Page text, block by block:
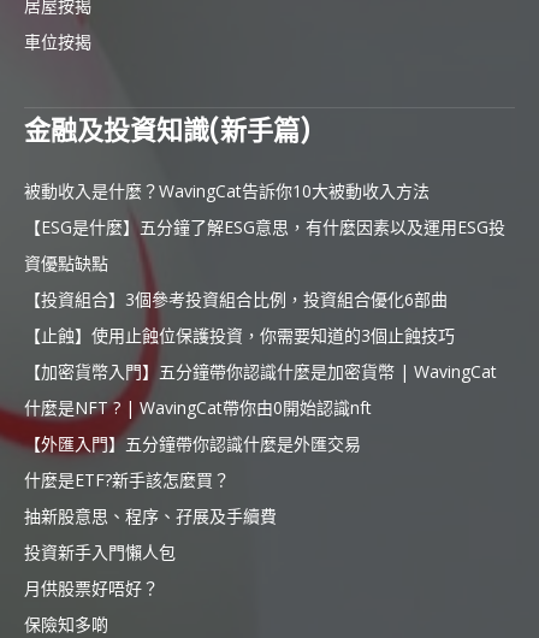
居屋按揭
車位按揭
金融及投資知識(新手篇)
被動收入是什麼？WavingCat告訴你10大被動收入方法
【ESG是什麼】五分鐘了解ESG意思，有什麼因素以及運用ESG投
資優點缺點
【投資組合】3個參考投資組合比例，投資組合優化6部曲
【止蝕】使用止蝕位保護投資，你需要知道的3個止蝕技巧
【加密貨幣入門】五分鐘帶你認識什麼是加密貨幣 | WavingCat
什麼是NFT ? | WavingCat帶你由0開始認識nft
【外匯入門】五分鐘帶你認識什麼是外匯交易
什麼是ETF?新手該怎麼買？
抽新股意思、程序、孖展及手續費
投資新手入門懶人包
月供股票好唔好？
保險知多啲